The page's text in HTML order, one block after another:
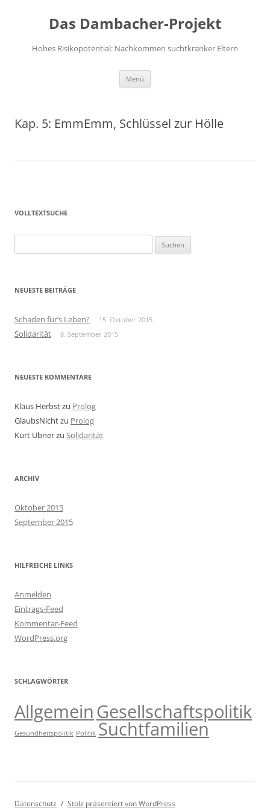
Das Dambacher-Projekt
Hohes Risikopotential: Nachkommen suchtkranker Eltern
Menü
Kap. 5: EmmEmm, Schlüssel zur Hölle
VOLLTEXTSUCHE
nach:
NEUESTE BEITRÄGE
Schaden für’s Leben? 15. Oktober 2015
Solidarität 8. September 2015
NEUESTE KOMMENTARE
Klaus Herbstzu Prolog
GlaubsNichtzu Prolog
Kurt Ubnerzu Solidarität
ARCHIV
Oktober 2015
September 2015
HILFREICHE LINKS
Anmelden
Eintrags-Feed
Kommentar-Feed
WordPress.org
SCHLAGWÖRTER
AllgemeinGesellschaftspolitik
Gesundheitspolitik Politik Suchtfamilien
Datenschutz Stolz präsentiert von WordPress